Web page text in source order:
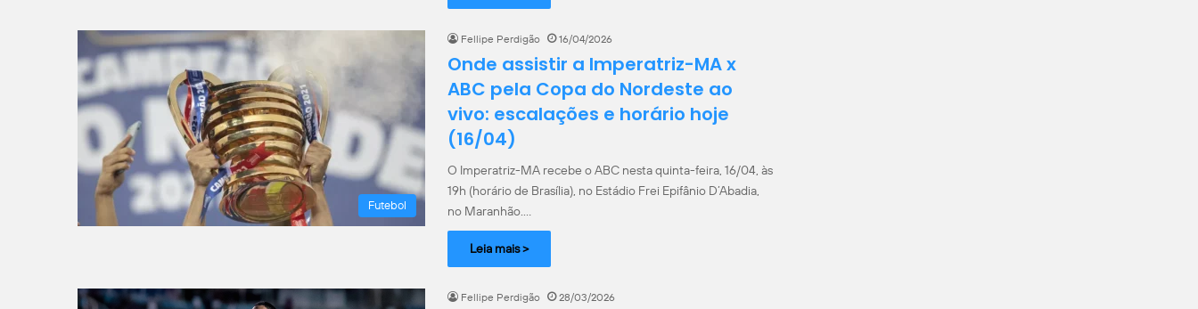
Futebol
Fellipe Perdigão 16/04/2026
Onde assistir a Imperatriz-MA x
ABC pela Copa do Nordeste ao
vivo: escalações e horário hoje
(16/04)
O Imperatriz-MA recebe o ABC nesta quinta-feira, 16/04, às
19h (horário de Brasília), no Estádio Frei Epifânio D’Abadia,
no Maranhão.…
Leia mais >
Fellipe Perdigão 28/03/2026